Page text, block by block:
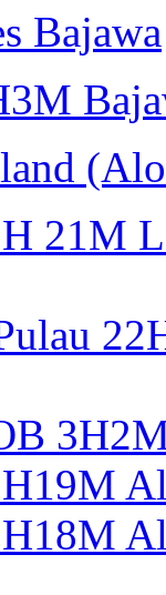
Bajawa
21M